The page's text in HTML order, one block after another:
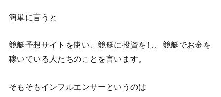
簡単に言うと
競艇予想サイトを使い、競艇に投資をし、競艇でお金を
稼いでいる人たちのことを言います。
そもそもインフルエンサーというのは